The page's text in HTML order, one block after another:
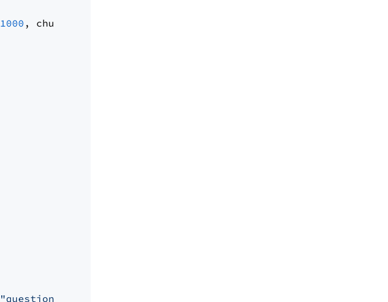
1000 , chunk_overlap=
"question"